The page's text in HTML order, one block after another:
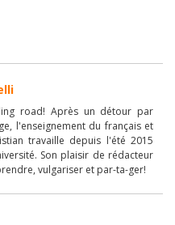
road! Après un détour par
l'enseignement du français et
travaille depuis l'été 2015
Son plaisir de rédacteur
vulgariser et par-ta-ger!